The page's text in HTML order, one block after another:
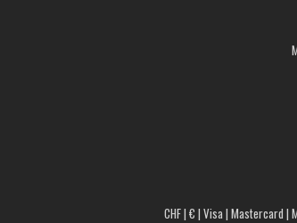
CHF | € | Visa | Mastercard |